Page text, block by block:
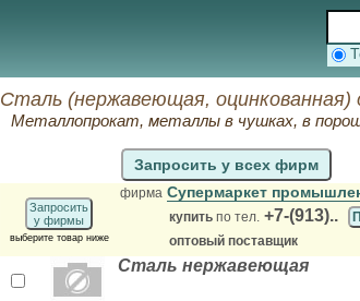
Сталь (нержавеющая,
Металлопрокат, металлы в чушках, в
Запросить у всех фирм
Запросить
у фирмы
выберите товар ниже
фирма Супермаркет
купить по тел. +7-(913)..
оптовый поставщик
Сталь нержавеющая